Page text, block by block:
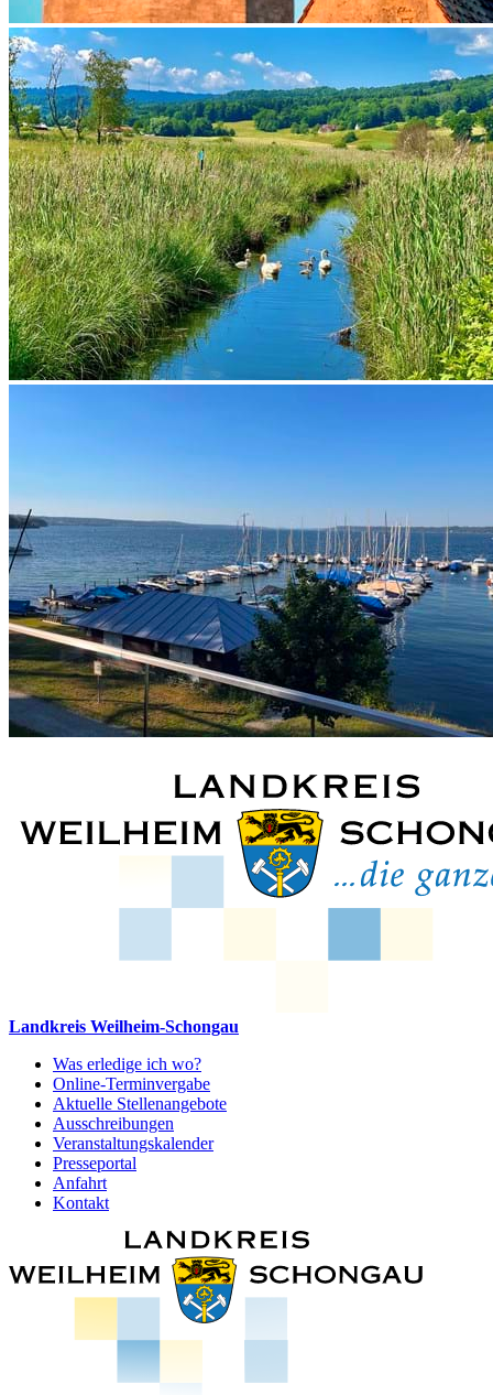
Landkreis Weilheim-Schongau
Was erledige ich wo?
Online-Terminvergabe
Aktuelle Stellenangebote
Ausschreibungen
Veranstaltungskalender
Presseportal
Anfahrt
Kontakt